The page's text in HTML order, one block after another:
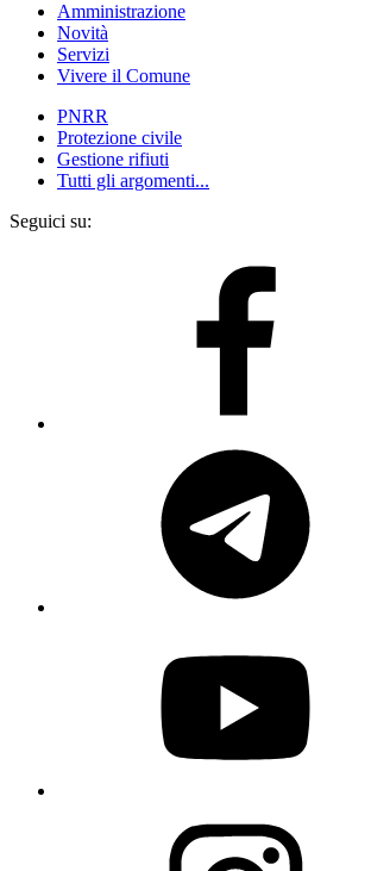
Amministrazione
Novità
Servizi
Vivere il Comune
PNRR
Protezione civile
Gestione rifiuti
Tutti gli argomenti...
Seguici su: